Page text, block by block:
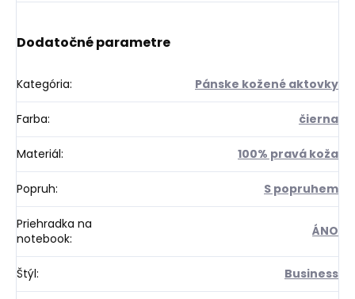
Dodatočné parametre
Kategória: Pánske kožené aktovky
Farba: čierna
Materiál: 100% pravá koža
Popruh: S popruhem
Priehradka na
notebook: ÁNO
Štýl: Business